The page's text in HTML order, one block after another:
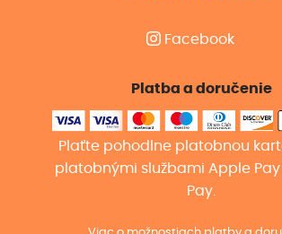
Facebook
Platba a doručenie
Plaťte pohodlne platobnou
platobnými službami Apple
Pay.